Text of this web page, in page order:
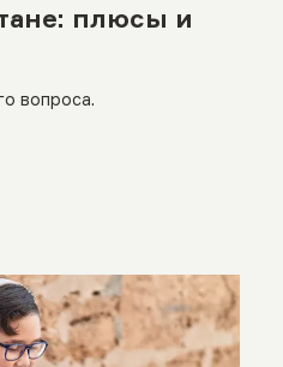
плюсы и
вопроса.